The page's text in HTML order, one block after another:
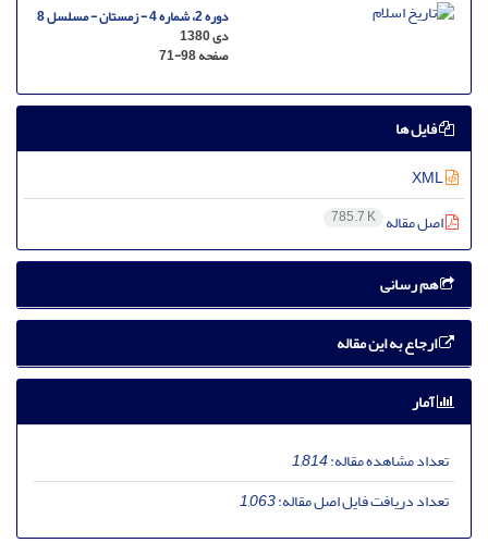
دوره 2، شماره 4 - زمستان - مسلسل 8
دی 1380
صفحه71-98
فایل ها
اصل مقاله 785.7 K
هم رسانی
ارجاع به این مقاله
آمار
تعداد مشاهده مقاله:1,814
تعداد دریافت فایل اصل مقاله:1,063